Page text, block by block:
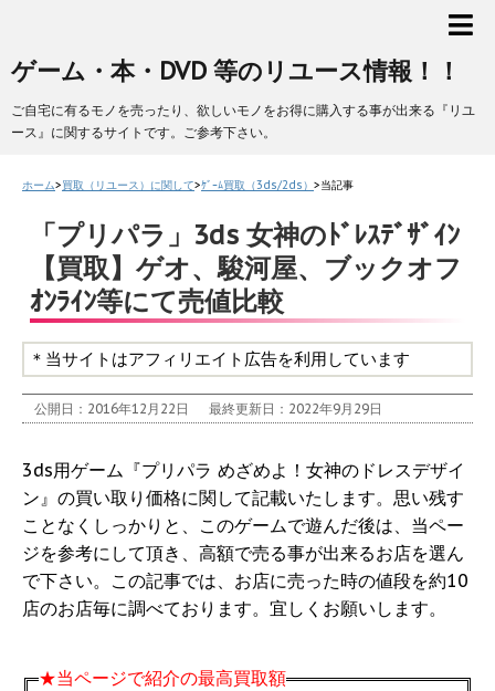
ゲーム・本・DVD 等のリユース情報！！
ご自宅に有るモノを売ったり、欲しいモノをお得に購入する事が出来る『リユ
ース』に関するサイトです。ご参考下さい。
ホーム>買取（リユース）に関して>ｹﾞｰﾑ買取（3ds/2ds） >当記事
「プリパラ」3ds 女神のﾄﾞﾚｽﾃﾞｻﾞｲﾝ
【買取】ゲオ、駿河屋、ブックオフ
ｵﾝﾗｲﾝ等にて売値比較
＊当サイトはアフィリエイト広告を利用しています
公開日：2016年12月22日 最終更新日：2022年9月29日
3ds用ゲーム『プリパラ めざめよ！女神のドレスデザイ
ン』の買い取り価格に関して記載いたします。思い残す
ことなくしっかりと、このゲームで遊んだ後は、当ペー
ジを参考にして頂き、高額で売る事が出来るお店を選ん
で下さい。この記事では、お店に売った時の値段を約10
店のお店毎に調べております。宜しくお願いします。
★当ページで紹介の最高買取額